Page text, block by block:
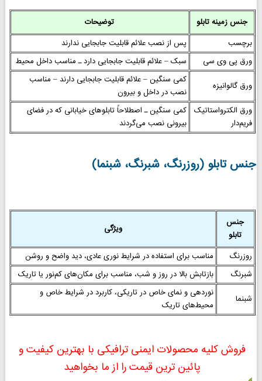
جنس زمینه تابلو
توضیحات
برچسب
پس از نصب علائم قابلیت جابجایی ندارند
ورق پی وی سی
سبک – علائم قابلیت جابجایی دارد ـ مناسب داخل محیط
ورق گالوانیزه
کمی سنگین – علائم قابلیت جابجایی دارند – مناسب
نصب در داخل و بیرون
ورق الکترواستاتیک
فریم‌دار
کمی سنگین ـ اصطلاحاً تابلوهای خیابانی که در فضای
بیرونی نصب می‌گردند
جنس تابلو (روزرنگ، شبرنگ، شبنما)
جنس
تابلو
ویژگی
روزرنگ
مناسب برای استفاده در شرایط نوری عادی، دید واضح و روشن
شبرنگ
بازتابش بالا در روز و شب، مناسب برای مکان‌های کم‌نور یا تاریک
شبنما
نوردهی و نمای خاص در تاریکی، کاربرد در شرایط خاص و
محیط‌های تاریک
فروش کلیه محصولات ایمنی ترافیکی با بهترین کیفیت و
پائین ترین قیمت را از ما بخواهید